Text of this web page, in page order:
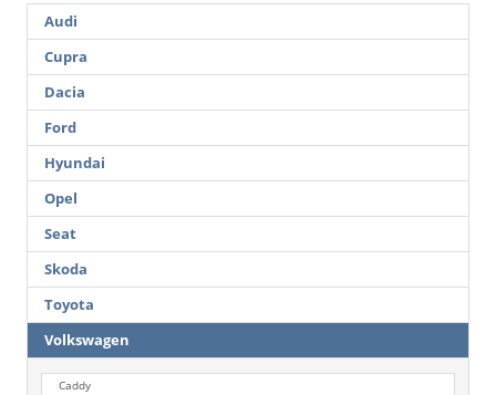
Audi
Cupra
Dacia
Ford
Hyundai
Opel
Seat
Skoda
Toyota
Volkswagen
Caddy